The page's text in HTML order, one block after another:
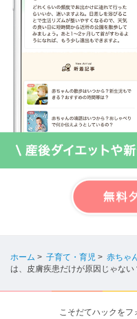
ホーム > 子育て・育児 > 赤ちゃ
は、皮膚疾患だけが原因じゃない
こそだてハックをフ